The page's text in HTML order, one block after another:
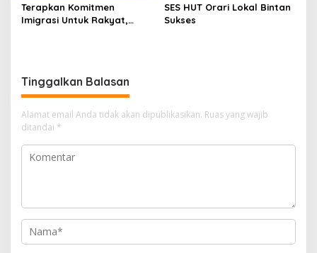
Terapkan Komitmen
Imigrasi Untuk Rakyat,
SES HUT Orari Lokal Bintan
Sukses
Tinggalkan Balasan
Alamat email Anda tidak akan dipublikasikan. Ruas yang wajib
ditandai *